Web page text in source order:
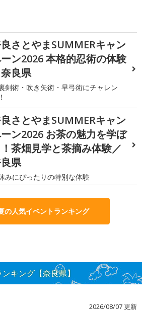
さとやまSUMMERキャン
ン2026 本格的忍術の体験
良県
剣術・吹き矢術・早弓術にチャレン
さとやまSUMMERキャン
ン2026 お茶の魅力を学ぼ
茶畑見学と茶摘み体験／
県
みにぴったりの特別な体験
の人気イベントランキング
キング【奈良県】
2026/08/07 更新